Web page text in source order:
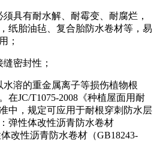
具有耐水解、耐霉变、耐腐烂，
纸胎油毡、复合胎防水卷材等，易
；
密封性；
溶的重金属离子等损伤植物根
在JC/T1075-2008《种植屋面用耐
中，规定可应用于耐根穿刺防水层
弹性体改性沥青防水卷材
体改性沥青防水卷材（GB18243-